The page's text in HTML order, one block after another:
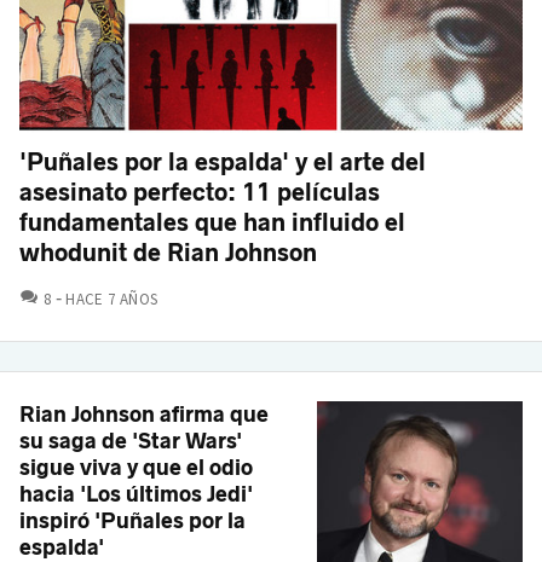
'Puñales por la espalda' y el arte del
asesinato perfecto: 11 películas
fundamentales que han influido el
whodunit de Rian Johnson
8 COMENTARIOS
HACE 7 AÑOS
Rian Johnson afirma que
su saga de 'Star Wars'
sigue viva y que el odio
hacia 'Los últimos Jedi'
inspiró 'Puñales por la
espalda'